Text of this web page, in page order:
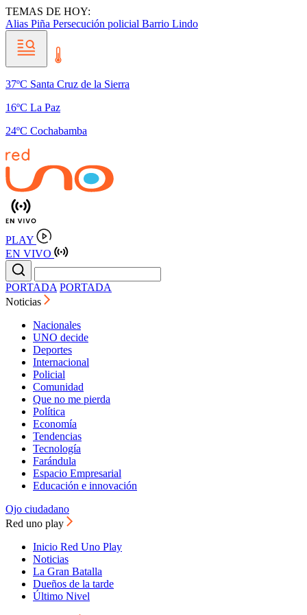
TEMAS DE HOY:
Alias Piña Persecución policial Barrio Lindo
37ºC Santa Cruz de la Sierra
16ºC La Paz
24ºC Cochabamba
PLAY
EN VIVO
PORTADA PORTADA
Noticias
Nacionales
UNO decide
Deportes
Internacional
Policial
Comunidad
Que no me pierda
Política
Economía
Tendencias
Tecnología
Farándula
Espacio Empresarial
Educación e innovación
Ojo ciudadano
Red uno play
Inicio Red Uno Play
Noticias
La Gran Batalla
Dueños de la tarde
Último Nivel